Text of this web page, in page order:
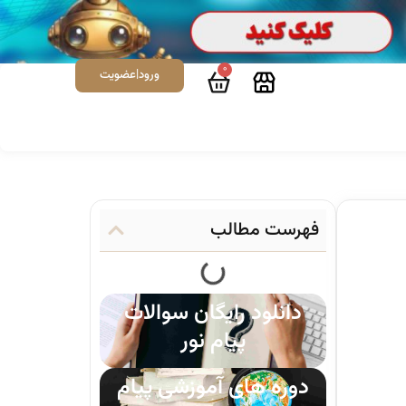
0 ورود|عضویت
فهرست مطالب
دانلود رایگان سوالات
پیام نور
دوره های آموزشی پیام